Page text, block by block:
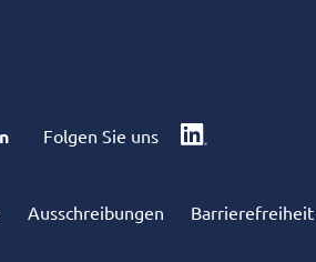
Folgen Sie uns
Ausschreibungen Barrierefreiheit